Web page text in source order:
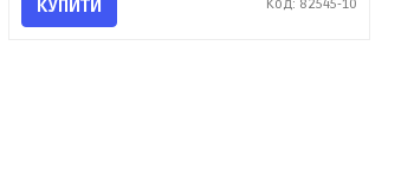
КУПИТИ Код: 82545-10